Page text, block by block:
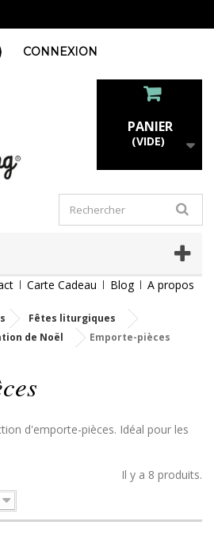
CONNEXION
PANIER
(VIDE)
Carte Cadeau Blog A propos
Fêtes liturgiques
de Noël Emporte-pièces
d'emporte-pièces. Idéal pour les
Il y a 8 produits.